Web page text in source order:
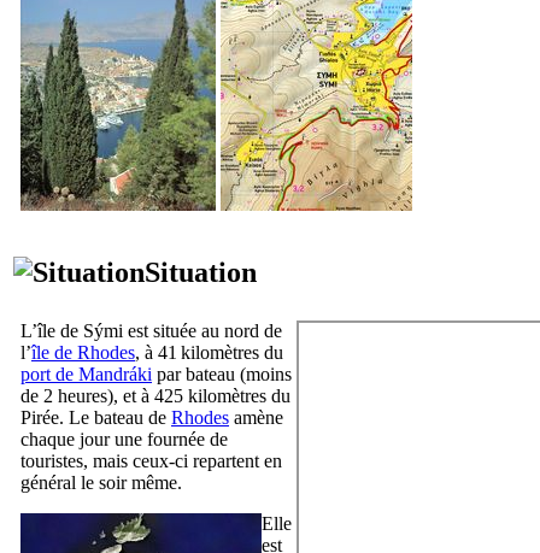
Situation
L’île de Sými est située au nord de
l’île de Rhodes, à 41 kilomètres du
port de Mandráki par bateau (moins
de 2 heures), et à 425 kilomètres du
Pirée. Le bateau de Rhodes amène
chaque jour une fournée de
touristes, mais ceux-ci repartent en
général le soir même.
Elle
est